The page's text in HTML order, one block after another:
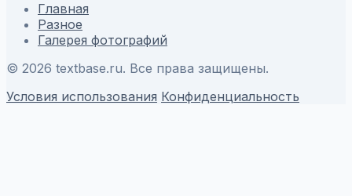
Главная
Разное
Галерея фотографий
© 2026 textbase.ru. Все права защищены.
Условия использования Конфиденциальность